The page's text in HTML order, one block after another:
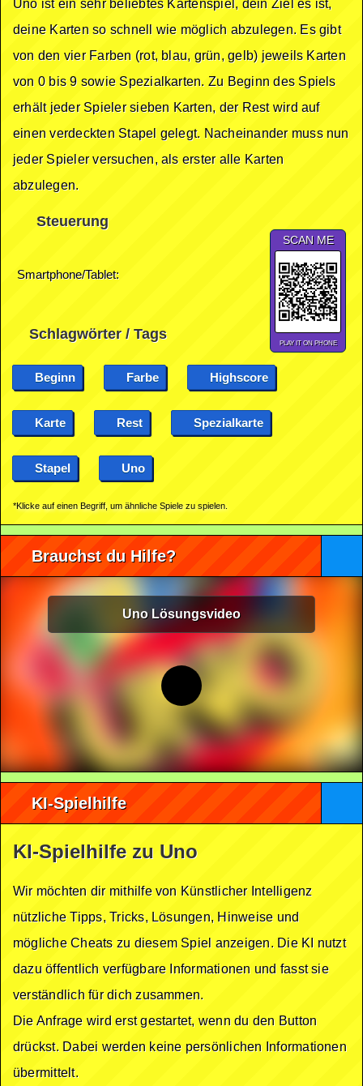
Uno ist ein sehr beliebtes Kartenspiel, dein Ziel es ist,
deine Karten so schnell wie möglich abzulegen. Es gibt
von den vier Farben (rot, blau, grün, gelb) jeweils Karten
von 0 bis 9 sowie Spezialkarten. Zu Beginn des Spiels
erhält jeder Spieler sieben Karten, der Rest wird auf
einen verdeckten Stapel gelegt. Nacheinander muss nun
jeder Spieler versuchen, als erster alle Karten
abzulegen.
Steuerung
Smartphone/Tablet:
SCAN ME
PLAY IT ON PHONE
Schlagwörter / Tags
Beginn Farbe Highscore
Karte Rest Spezialkarte
Stapel Uno
*Klicke auf einen Begriff, um ähnliche Spiele zu spielen.
Brauchst du Hilfe?
Uno Lösungsvideo
KI-Spielhilfe
KI-Spielhilfe zu Uno
Wir möchten dir mithilfe von Künstlicher Intelligenz
nützliche Tipps, Tricks, Lösungen, Hinweise und
mögliche Cheats zu diesem Spiel anzeigen. Die KI nutzt
dazu öffentlich verfügbare Informationen und fasst sie
verständlich für dich zusammen.
Die Anfrage wird erst gestartet, wenn du den Button
drückst. Dabei werden keine persönlichen Informationen
übermittelt.